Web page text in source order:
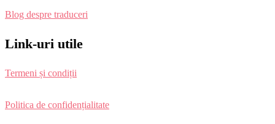
Blog despre traduceri
Link-uri utile
Termeni și condiții
Politica de confidențialitate